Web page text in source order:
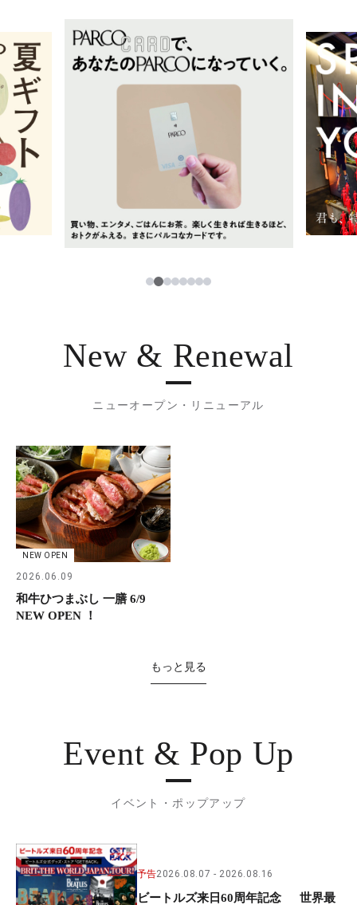
ニュース
レストラン・カフェ
TAX FREE
한국어
ภาษาไทย
日本語
1234567
New & Renewal
ニューオープン・リニューアル
NEW OPEN
2026.06.09
和牛ひつまぶし 一膳 6/9
NEW OPEN ！
もっと見る
Event & Pop Up
イベント・ポップアップ
予告2026.08.07 2026.08.16
ビートルズ来日60周年記念 世界最